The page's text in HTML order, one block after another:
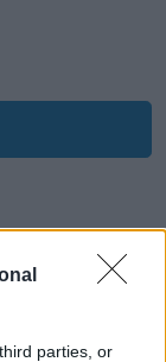
parties, or